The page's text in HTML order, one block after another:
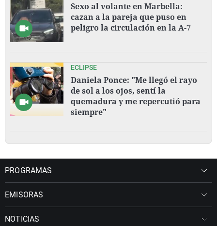
Sexo al volante en Marbella:
cazan a la pareja que puso en
peligro la circulación en la A-7
ECLIPSE
Daniela Ponce: "Me llegó el rayo
de sol a los ojos, sentí la
quemadura y me repercutió para
siempre"
PROGRAMAS
EMISORAS
NOTICIAS